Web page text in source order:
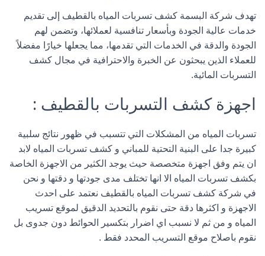
تهدف شركة البسمة كشف تسربات المياه بالقطيف إلى تقديم
خدمات عالية الجودة وبأسعار تنافسية لعملائها، وتضمن لهم
الجودة والدقة في الخدمات التي تقدمها، مما يجعلها خيارًا مفضلاً
للعملاء الذين يبحثون عن الخبرة والاحترافية في مجال كشف
التسربات المائية.
اجهزة كشف التسربات بالقطيف :
تسربات المياه من المشكلات التي تتسبب في ظهور نتائج سلبية
كبيرة جدا على البنية التحتية للمباني و كشف تسربات المياه لابد
ان يتم وفق اجهزة متخصصة حيث يوجد الكثير من الاجهزة الخاصة
بكشف تسربات المياه الا انها تختلف مدى جودتها و دقتها و نحن
في شركة كشف تسربات المياه بالقطيف نعتمد على احدث
الاجهزة و اكثرها دقة حتى نقوم بالتحديد الدقيق لموقع تسريب
المياه و من ثم لا نسبب اي اضرار بتكسير الحوائط دون جدوى بل
نقوم باصلاح موقع التسريب المحدد فقط .